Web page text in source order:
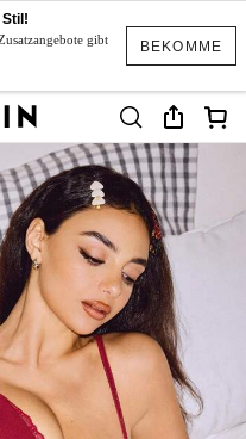
BEKOMME
gibt